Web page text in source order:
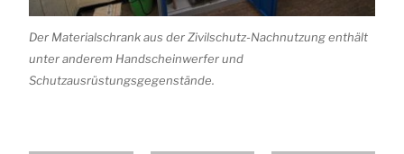
Der Materialschrank aus der Zivilschutz-Nachnutzung enthält
unter anderem Handscheinwerfer und
Schutzausrüstungsgegenstände.